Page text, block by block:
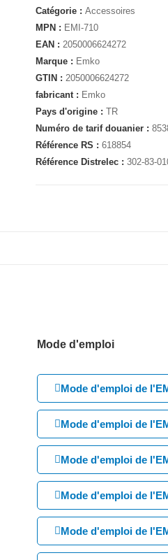
Catégorie :Accessoires
MPN : EMI-710
EAN :2050006624272
Marque : Emko
GTIN :2050006624272
fabricant : Emko
Pays d'origine :TR
Numéro de tarif douanier :
Référence RS :618854
Référence Distrelec :302-83-
Mode d'emploi
Mode d'emploi de
Mode d'emploi de
Mode d'emploi de
Mode d'emploi de
Mode d'emploi de